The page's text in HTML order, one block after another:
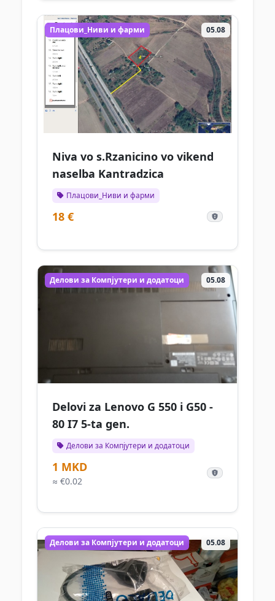
05.08
Плацови_Ниви и фарми
Niva vo s.Rzanicino vo vikend
naselba Kantradzica
Плацови_Ниви и фарми
18 €
05.08
Делови за Компјутери и додатоци
Delovi za Lenovo G 550 i G50 -
80 I7 5-ta gen.
Делови за Компјутери и додатоци
1 MKD
≈ €0.02
05.08
Делови за Компјутери и додатоци